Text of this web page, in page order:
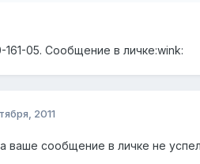
05. Сообщение в личке:wink:
2011
ваше сообщение в личке не